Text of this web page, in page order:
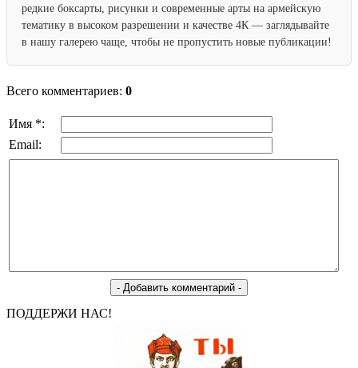
редкие боксарты, рисунки и современные арты на армейскую
тематику в высоком разрешении и качестве 4К — заглядывайте
в нашу галерею чаще, чтобы не пропустить новые публикации!
Всего комментариев: 0
Имя *:
Email:
ПОДДЕРЖИ НАС!